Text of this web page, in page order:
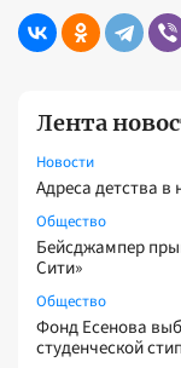
Лента
Новости
Адреса детства в
Общество
Бейсджампер
Сити»
Общество
Фонд Есенова
студенческой